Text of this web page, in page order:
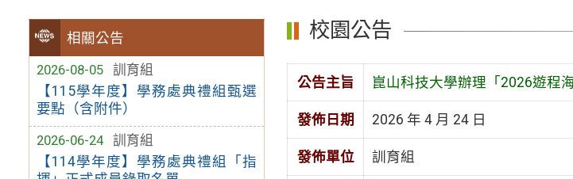
相關公告
2026-08-05
訓育組
【115學年度】學務處典禮組甄選
要點（含附件）
2026-06-24
訓育組
【114學年度】學務處典禮組「指
校園公告
公告主旨 崑山科技大學辦理「2026遊程
發佈日期 2026 年 4 月 24 日
發佈單位 訓育組